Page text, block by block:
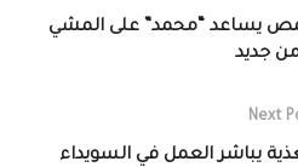
بحمص يساعد “محمد” على المشي
جديد
Next
يباشر العمل في السويداء